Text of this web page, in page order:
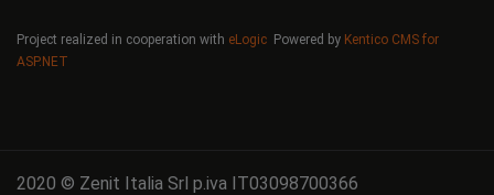
Project realized in cooperation with eLogic Powered by Kentico CMS for
ASP.NET
2020 © Zenit Italia Srl p.iva IT03098700366